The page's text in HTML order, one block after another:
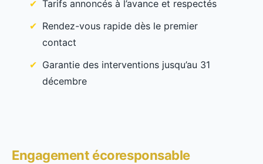
Tarifs annoncés à l’avance et respectés
Rendez-vous rapide dès le premier
contact
Garantie des interventions jusqu’au 31
décembre
Engagement écoresponsable